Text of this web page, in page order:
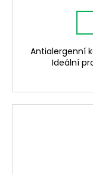
Antialergenní
Ideální